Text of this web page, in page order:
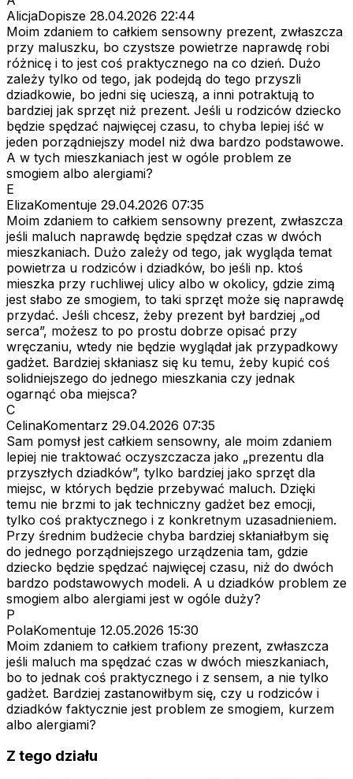
AlicjaDopisze 28.04.2026 22:44
Moim zdaniem to całkiem sensowny prezent, zwłaszcza
przy maluszku, bo czystsze powietrze naprawdę robi
różnicę i to jest coś praktycznego na co dzień. Dużo
zależy tylko od tego, jak podejdą do tego przyszli
dziadkowie, bo jedni się ucieszą, a inni potraktują to
bardziej jak sprzęt niż prezent. Jeśli u rodziców dziecko
będzie spędzać najwięcej czasu, to chyba lepiej iść w
jeden porządniejszy model niż dwa bardzo podstawowe.
A w tych mieszkaniach jest w ogóle problem ze
smogiem albo alergiami?
E
ElizaKomentuje 29.04.2026 07:35
Moim zdaniem to całkiem sensowny prezent, zwłaszcza
jeśli maluch naprawdę będzie spędzał czas w dwóch
mieszkaniach. Dużo zależy od tego, jak wygląda temat
powietrza u rodziców i dziadków, bo jeśli np. ktoś
mieszka przy ruchliwej ulicy albo w okolicy, gdzie zimą
jest słabo ze smogiem, to taki sprzęt może się naprawdę
przydać. Jeśli chcesz, żeby prezent był bardziej „od
serca”, możesz to po prostu dobrze opisać przy
wręczaniu, wtedy nie będzie wyglądał jak przypadkowy
gadżet. Bardziej skłaniasz się ku temu, żeby kupić coś
solidniejszego do jednego mieszkania czy jednak
ogarnąć oba miejsca?
C
CelinaKomentarz 29.04.2026 07:35
Sam pomysł jest całkiem sensowny, ale moim zdaniem
lepiej nie traktować oczyszczacza jako „prezentu dla
przyszłych dziadków”, tylko bardziej jako sprzęt dla
miejsc, w których będzie przebywać maluch. Dzięki
temu nie brzmi to jak techniczny gadżet bez emocji,
tylko coś praktycznego i z konkretnym uzasadnieniem.
Przy średnim budżecie chyba bardziej skłaniałbym się
do jednego porządniejszego urządzenia tam, gdzie
dziecko będzie spędzać najwięcej czasu, niż do dwóch
bardzo podstawowych modeli. A u dziadków problem ze
smogiem albo alergiami jest w ogóle duży?
P
PolaKomentuje 12.05.2026 15:30
Moim zdaniem to całkiem trafiony prezent, zwłaszcza
jeśli maluch ma spędzać czas w dwóch mieszkaniach,
bo to jednak coś praktycznego i z sensem, a nie tylko
gadżet. Bardziej zastanowiłbym się, czy u rodziców i
dziadków faktycznie jest problem ze smogiem, kurzem
albo alergiami?
Z tego działu